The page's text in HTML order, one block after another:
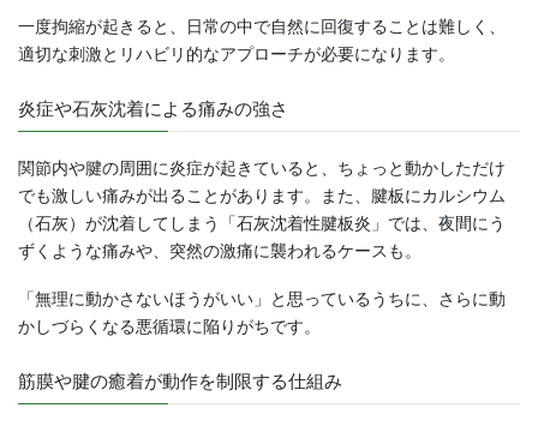
一度拘縮が起きると、日常の中で自然に回復することは難しく、
適切な刺激とリハビリ的なアプローチが必要になります。
炎症や石灰沈着による痛みの強さ
関節内や腱の周囲に炎症が起きていると、ちょっと動かしただけ
でも激しい痛みが出ることがあります。また、腱板にカルシウム
（石灰）が沈着してしまう「石灰沈着性腱板炎」では、夜間にう
ずくような痛みや、突然の激痛に襲われるケースも。
「無理に動かさないほうがいい」と思っているうちに、さらに動
かしづらくなる悪循環に陥りがちです。
筋膜や腱の癒着が動作を制限する仕組み